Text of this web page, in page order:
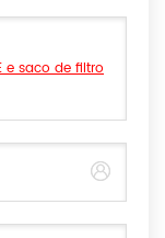
e saco de filtro